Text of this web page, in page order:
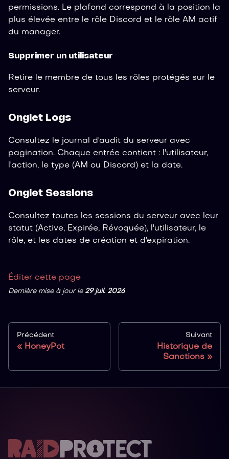
permissions. Le plafond correspond à la position la
plus élevée entre le rôle Discord et le rôle AM actif
du manager.
Supprimer un utilisateur
Retire le membre de tous les rôles protégés sur le
serveur.
Onglet Logs
Consultez le journal d'audit du serveur avec
pagination. Chaque entrée contient : l'utilisateur,
l'action, le type (AM ou Discord) et la date.
Onglet Sessions
Consultez toutes les sessions du serveur avec leur
statut (Active, Expirée, Révoquée), l'utilisateur, le
rôle, et les dates de création et d'expiration.
Éditer cette page
Dernière mise à jourle 29 juil. 2026
Précédent
HoneyPot
Suivant
Historique de
Sanctions